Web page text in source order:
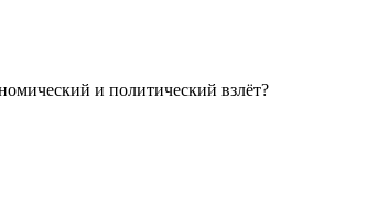
и политический взлёт?